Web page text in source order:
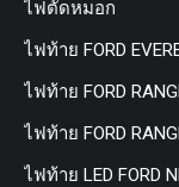
ไฟตัดหมอก
ไฟท้าย FORD
ไฟท้าย FORD
ไฟท้าย FORD
ไฟท้าย LED FORD